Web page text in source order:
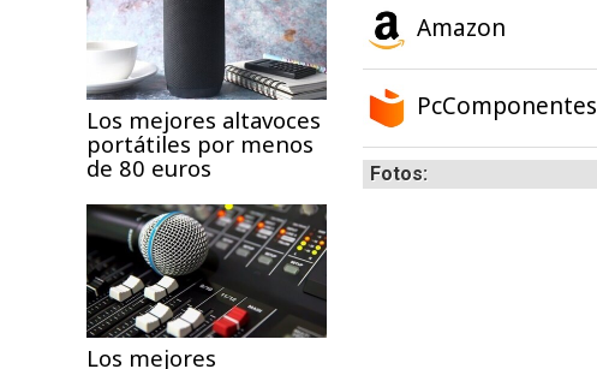
Los mejores altavoces
portátiles por menos
de 80 euros
Los mejores
Amazon
PcComponentes
Fotos: